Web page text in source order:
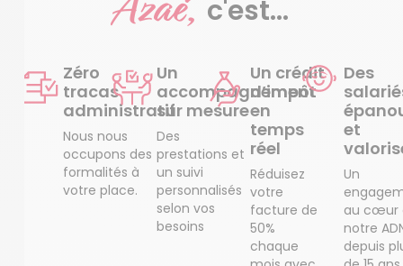
c'est...
Zéro
tracas
administratif
Nous nous
occupons des
formalités à
votre place.
Un
accompagnement
sur mesure
Des
prestations et
un suivi
personnalisés
selon vos
besoins
Un crédit
d’impôt
en
temps
réel
Réduisez
votre
facture de
50%
chaque
Des
et
Un
au cœur
notre
depuis